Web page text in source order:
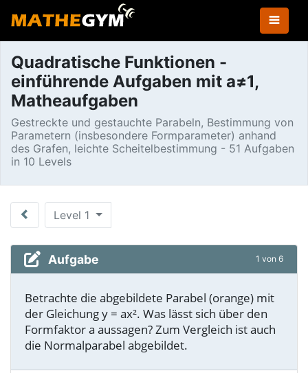
Quadratische Funktionen -
einführende Aufgaben mit a≠1,
Matheaufgaben
Gestreckte und gestauchte Parabeln, Bestimmung von
Parametern (insbesondere Formparameter) anhand
des Grafen, leichte Scheitelbestimmung - 51 Aufgaben
in 10 Levels
Level 1
Aufgabe 1 von 6
Betrachte die abgebildete Parabel (orange) mit
der Gleichung y = ax². Was lässt sich über den
Formfaktor a aussagen? Zum Vergleich ist auch
die Normalparabel abgebildet.